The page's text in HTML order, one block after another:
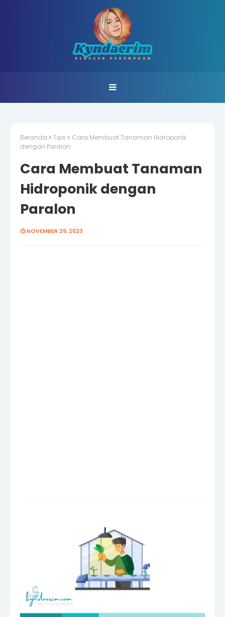
Beranda Tips
Cara Membuat Tanaman Hidroponik
dengan Paralon
Cara Membuat Tanaman
Hidroponik dengan
Paralon
NOVEMBER 29, 2023